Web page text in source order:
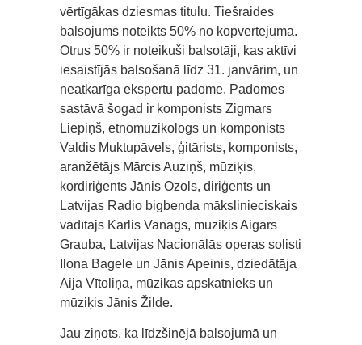
vērtīgākas dziesmas titulu. Tiešraides
balsojums noteikts 50% no kopvērtējuma.
Otrus 50% ir noteikuši balsotāji, kas aktīvi
iesaistījās balsošanā līdz 31. janvārim, un
neatkarīga ekspertu padome. Padomes
sastāvā šogad ir komponists Zigmars
Liepiņš, etnomuzikologs un komponists
Valdis Muktupāvels, ģitārists, komponists,
aranžētājs Mārcis Auziņš, mūziķis,
kordiriģents Jānis Ozols, diriģents un
Latvijas Radio bigbenda mākslinieciskais
vadītājs Kārlis Vanags, mūziķis Aigars
Grauba, Latvijas Nacionālās operas solisti
Ilona Bagele un Jānis Apeinis, dziedātāja
Aija Vītoliņa, mūzikas apskatnieks un
mūziķis Jānis Žilde.
Jau ziņots, ka līdzšinējā balsojumā un